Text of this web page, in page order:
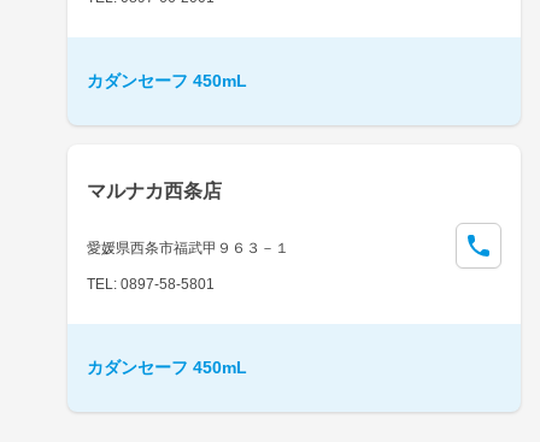
カダンセーフ 450mL
マルナカ西条店
愛媛県西条市福武甲９６３－１
TEL: 0897-58-5801
カダンセーフ 450mL